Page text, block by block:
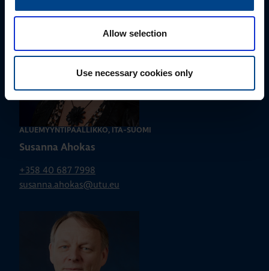
Allow selection
Use necessary cookies only
ALUEMYYNTIPÄÄLLIKKÖ, ITÄ-SUOMI
Susanna Ahokas
+358 40 687 7998
susanna.ahokas@utu.eu